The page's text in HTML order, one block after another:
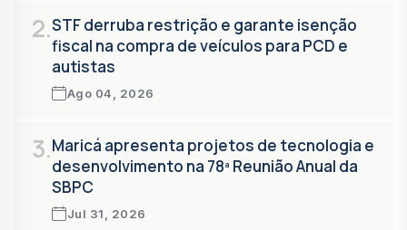
2.STF derruba restrição e garante isenção
fiscal na compra de veículos para PCD e
autistas
Ago 04, 2026
3.Maricá apresenta projetos de tecnologia e
desenvolvimento na 78ª Reunião Anual da
SBPC
Jul 31, 2026